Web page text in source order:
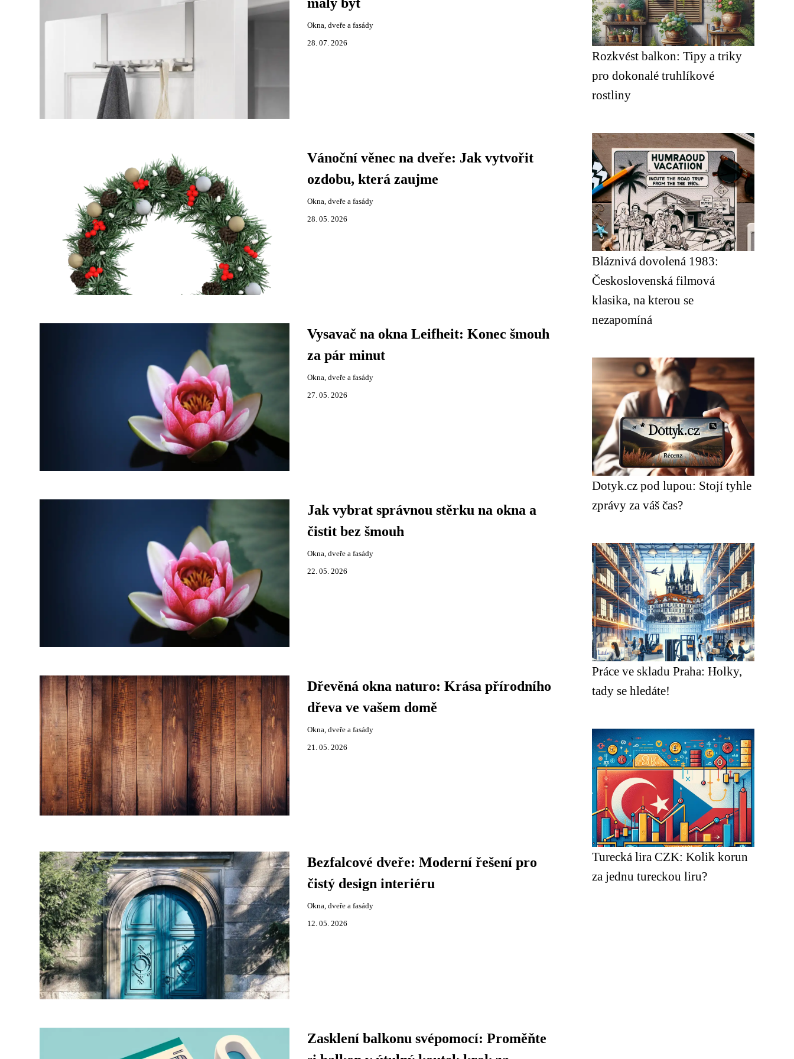
Okna, dveře a fasády
28. 07. 2026
Vánoční věnec na dveře: Jak vytvořit
ozdobu, která zaujme
Okna, dveře a fasády
28. 05. 2026
Vysavač na okna Leifheit: Konec šmouh
za pár minut
Okna, dveře a fasády
27. 05. 2026
Jak vybrat správnou stěrku na okna a
čistit bez šmouh
Okna, dveře a fasády
22. 05. 2026
Dřevěná okna naturo: Krása přírodního
dřeva ve vašem domě
Okna, dveře a fasády
21. 05. 2026
Bezfalcové dveře: Moderní řešení pro
čistý design interiéru
Okna, dveře a fasády
12. 05. 2026
Zasklení balkonu svépomocí: Proměňte
Rozkvést balkon: Tipy a triky
pro dokonalé truhlíkové
rostliny
Bláznivá dovolená 1983:
Československá filmová
klasika, na kterou se
nezapomíná
Dotyk.cz pod lupou: Stojí tyhle
zprávy za váš čas?
Práce ve skladu Praha: Holky,
tady se hledáte!
Turecká lira CZK: Kolik korun
za jednu tureckou liru?